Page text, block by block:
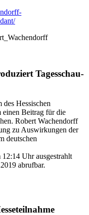
Tagesschau-
Hessischen
einen Beitrag für die
Robert Wachendorff
zu Auswirkungen der
deutschen
Uhr ausgestrahlt
abrufbar.